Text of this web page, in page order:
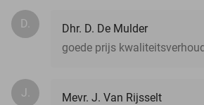
D.
Dhr. D. De Mulder
goede prijs
J.
Mevr. J. Van Rijsselt